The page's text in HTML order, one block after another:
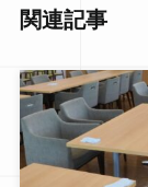
関連記事